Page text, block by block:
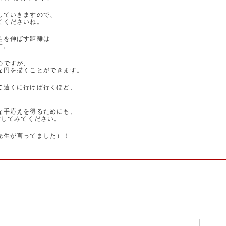
いきますので、
ださいね。
を伸ばす距離は
すが、
を描くことができます。
くに行けば行くほど、
応えを得るためにも、
てみてください。
が言ってました）！